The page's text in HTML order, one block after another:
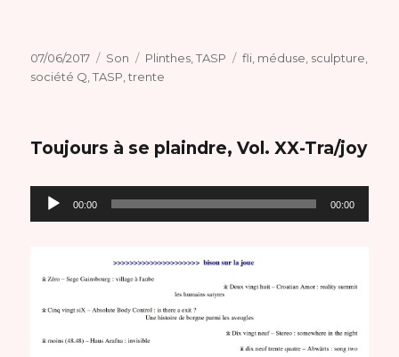
Publié
le
07/06/2017 Format
Son Catégories
Plinthes ,TASP Étiquettes
fli méduse sculpture
société Q ,TASP ,trente
Toujours à se plaindre, Vol. XX-Tra/joy
Lecteur
audio
00:00 00:00